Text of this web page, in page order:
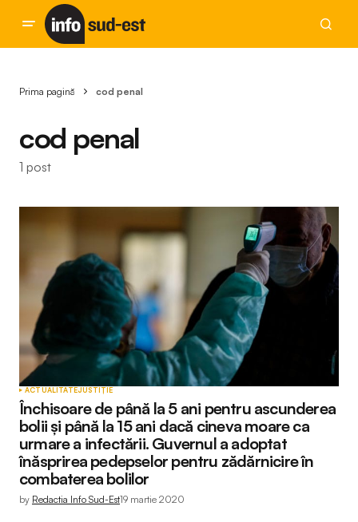
Prima pagină cod penal
cod penal
1 post
ACTUALITATEJUSTIȚIE
Închisoare de până la 5 ani pentru ascunderea
bolii și până la 15 ani dacă cineva moare ca
urmare a infectării. Guvernul a adoptat
înăsprirea pedepselor pentru zădărnicire în
combaterea bolilor
by Redactia Info Sud-Est19 martie 2020